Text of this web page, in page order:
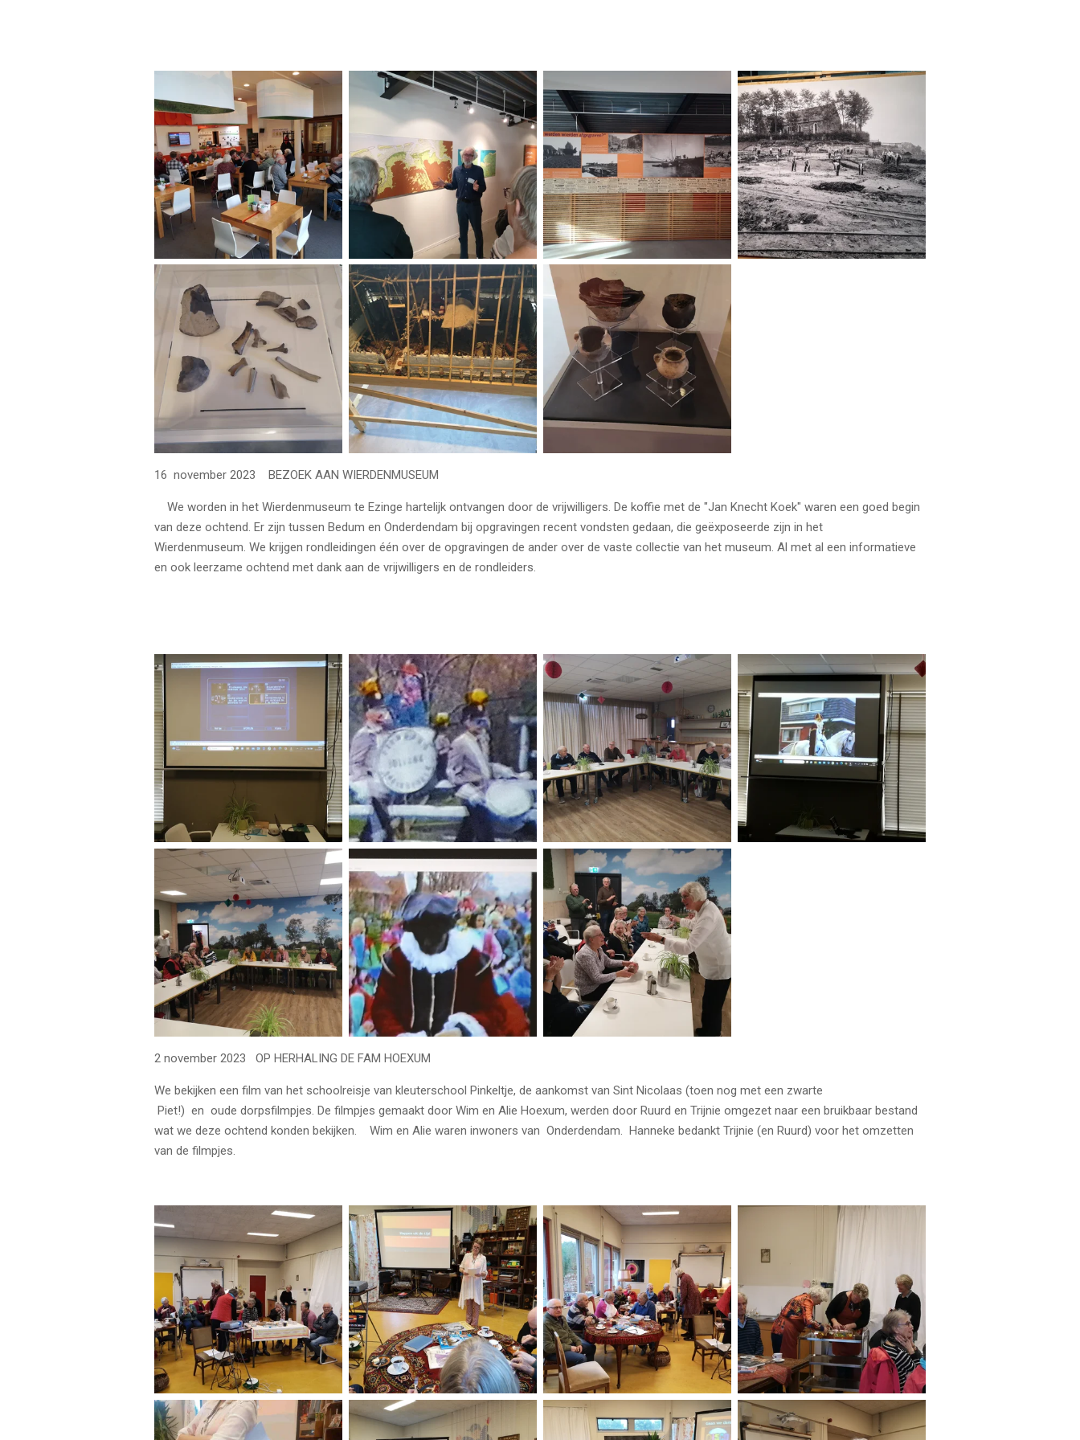
16 november 2023 BEZOEK AAN WIERDENMUSEUM
We worden in het Wierdenmuseum te Ezinge hartelijk ontvangen door de vrijwilligers. De koffie met de "Jan Knecht Koek" waren een goed begin
van deze ochtend. Er zijn tussen Bedum en Onderdendam bij opgravingen recent vondsten gedaan, die geëxposeerde zijn in het
Wierdenmuseum. We krijgen rondleidingen één over de opgravingen de ander over de vaste collectie van het museum. Al met al een informatieve
en ook leerzame ochtend met dank aan de vrijwilligers en de rondleiders.
2 november 2023 OP HERHALING DE FAM HOEXUM
We bekijken een film van het schoolreisje van kleuterschool Pinkeltje, de aankomst van Sint Nicolaas (toen nog met een zwarte
Piet!) en oude dorpsfilmpjes. De filmpjes gemaakt door Wim en Alie Hoexum, werden door Ruurd en Trijnie omgezet naar een bruikbaar bestand
wat we deze ochtend konden bekijken. Wim en Alie waren inwoners van Onderdendam. Hanneke bedankt Trijnie (en Ruurd) voor het omzetten
van de filmpjes.